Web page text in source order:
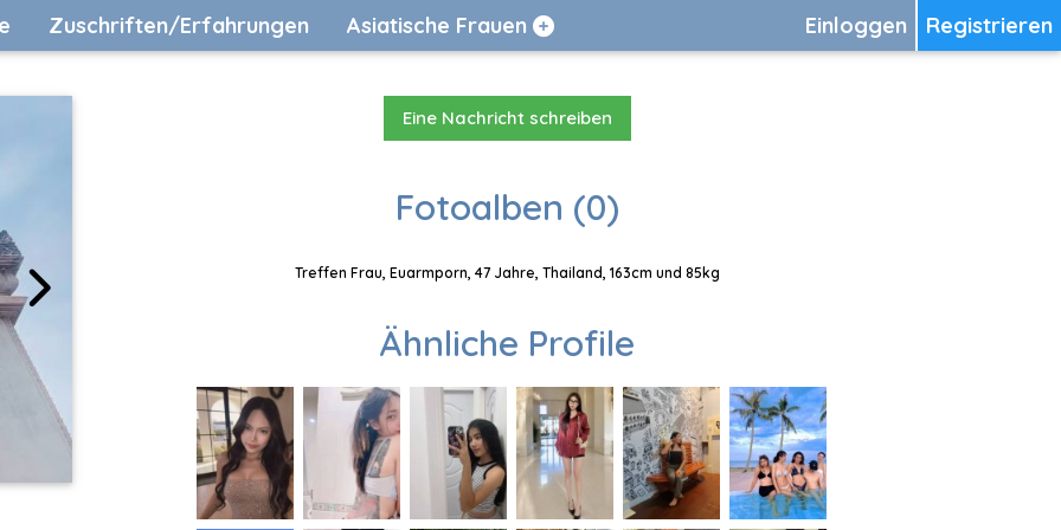
Registrieren
Einloggen
Zuschriften/Erfahrungen Asiatische Frauen
Eine Nachricht schreiben
Fotoalben (0)
Treffen Frau, Euarmporn, 47 Jahre, Thailand, 163cm und 85kg
Ähnliche Profile